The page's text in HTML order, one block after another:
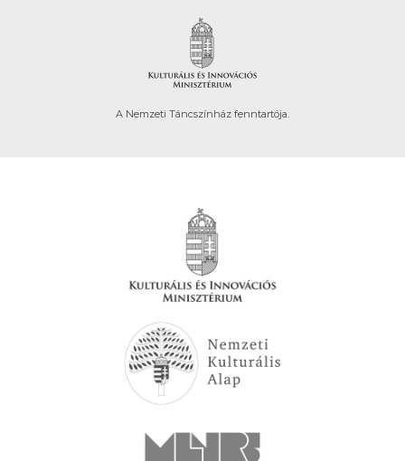
A Nemzeti Táncszínház fenntartója.